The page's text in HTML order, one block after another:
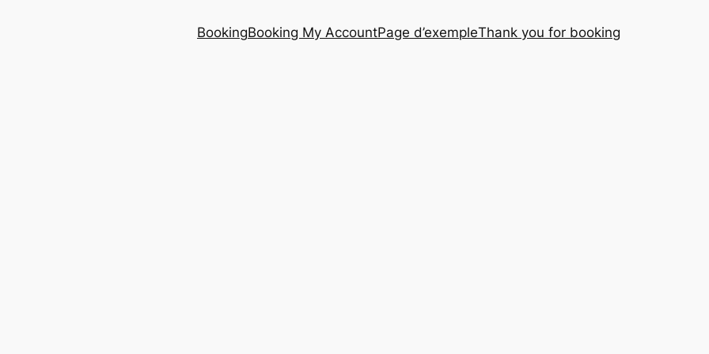
BookingBooking My AccountPage d’exempleThank you for booking